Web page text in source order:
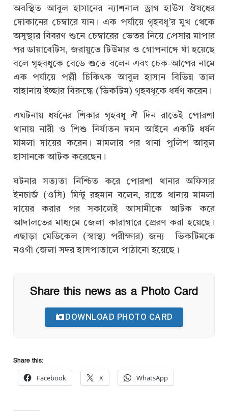
অবস্থিত আবুল হাসানের ন্যাশনাল ড্রাগ হাউস ঔষধের
দোকানের চেম্বারে যান। এক পর্যায়ে গৃহবধূ’র মুখ থেকে
অসুস্থ্যর বিবরণ শুনে চেম্বারের ভেতর নিয়ে প্রেসার মাপার
পর ডায়াবেটিস, জরায়ুতে টিউমার ও গোপনাঙ্গে ঘাঁ হয়েছে
বলে গৃহবধূকে বেডে শুতে বলেন এবং চেক-আপের নামে
এক পর্যায়ে পল্লী চিকিৎক আবুল হাসান বিভিন্ন তাল
বাহানায় ইচ্ছার বিরুদ্ধে (ভিকটিম) গৃহবধূকে ধর্ষণ করেন।
এঘটনায় ধর্ষনের শিকার গৃহবধূ ঐ দিন রাতেই পোরশা
থানায় নারী ও শিশু নির্যাতন দমন আইনে একটি ধর্ষন
মামলা দায়ের করেন। মামলার পর থানা পুলিশ আবুল
হাসানকে আটক করেছেন।
ঘটনার সত্যতা নিশ্চিত করে পোরশা থানার অফিসার
ইনচার্জ (ওসি) মিন্টু রহমান বলেন, রাতে থানায় মামলা
দায়ের করার পর সকালেই আসামীকে আটক করে
আদালতের মাধ্যমে জেলা কারাগারে প্রেরণ করা হয়েছে।
এছাড়া মেডিকেল (স্বাস্থ্য পরীক্ষার) জন্য ভিকটিমকে
নওগাঁ জেলা সদর হাসপাতালে পাঠানো হয়েছে।
Share this news as a Photo Card
DOWNLOAD PHOTO CARD
Share this:
Facebook X WhatsApp